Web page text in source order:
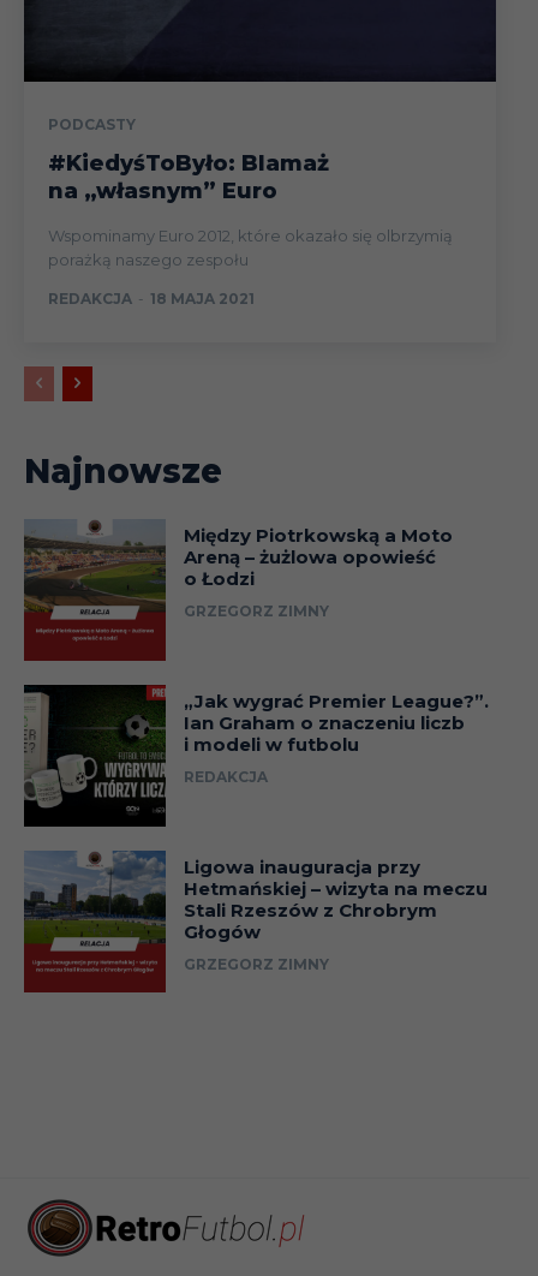
PODCASTY
#KiedyśToByło: Blamaż
na „własnym” Euro
Wspominamy Euro 2012, które okazało się olbrzymią
porażką naszego zespołu
REDAKCJA - 18 MAJA 2021
Najnowsze
Między Piotrkowską a Moto
Areną – żużlowa opowieść
o Łodzi
GRZEGORZ ZIMNY
„Jak wygrać Premier League?”.
Ian Graham o znaczeniu liczb
i modeli w futbolu
REDAKCJA
Ligowa inauguracja przy
Hetmańskiej – wizyta na meczu
Stali Rzeszów z Chrobrym
Głogów
GRZEGORZ ZIMNY